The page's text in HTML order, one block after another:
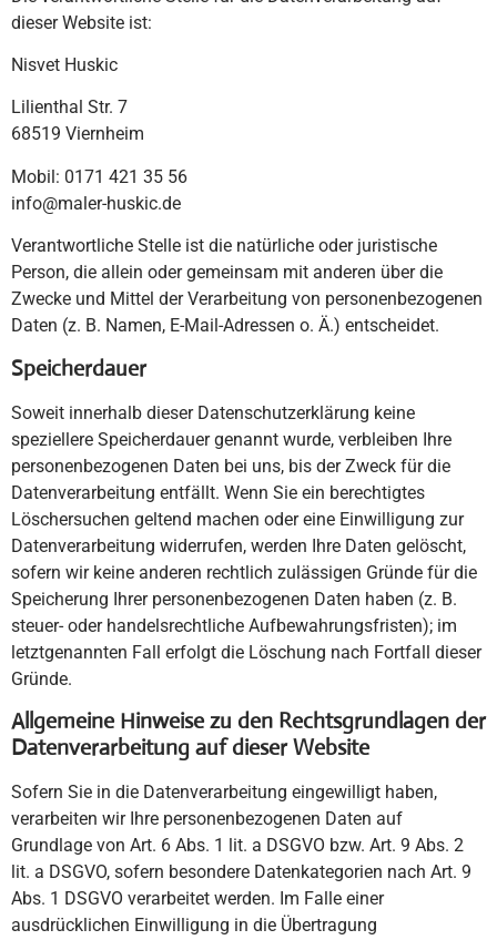
dieser Website ist:
Nisvet Huskic
Lilienthal Str. 7
68519 Viernheim
Mobil: 0171 421 35 56
info@maler-huskic.de
Verantwortliche Stelle ist die natürliche oder juristische
Person, die allein oder gemeinsam mit anderen über die
Zwecke und Mittel der Verarbeitung von personenbezogenen
Daten (z. B. Namen, E-Mail-Adressen o. Ä.) entscheidet.
Speicherdauer
Soweit innerhalb dieser Datenschutzerklärung keine
speziellere Speicherdauer genannt wurde, verbleiben Ihre
personenbezogenen Daten bei uns, bis der Zweck für die
Datenverarbeitung entfällt. Wenn Sie ein berechtigtes
Löschersuchen geltend machen oder eine Einwilligung zur
Datenverarbeitung widerrufen, werden Ihre Daten gelöscht,
sofern wir keine anderen rechtlich zulässigen Gründe für die
Speicherung Ihrer personenbezogenen Daten haben (z. B.
steuer- oder handelsrechtliche Aufbewahrungsfristen); im
letztgenannten Fall erfolgt die Löschung nach Fortfall dieser
Gründe.
Allgemeine Hinweise zu den Rechtsgrundlagen der
Datenverarbeitung auf dieser Website
Sofern Sie in die Datenverarbeitung eingewilligt haben,
verarbeiten wir Ihre personenbezogenen Daten auf
Grundlage von Art. 6 Abs. 1 lit. a DSGVO bzw. Art. 9 Abs. 2
lit. a DSGVO, sofern besondere Datenkategorien nach Art. 9
Abs. 1 DSGVO verarbeitet werden. Im Falle einer
ausdrücklichen Einwilligung in die Übertragung